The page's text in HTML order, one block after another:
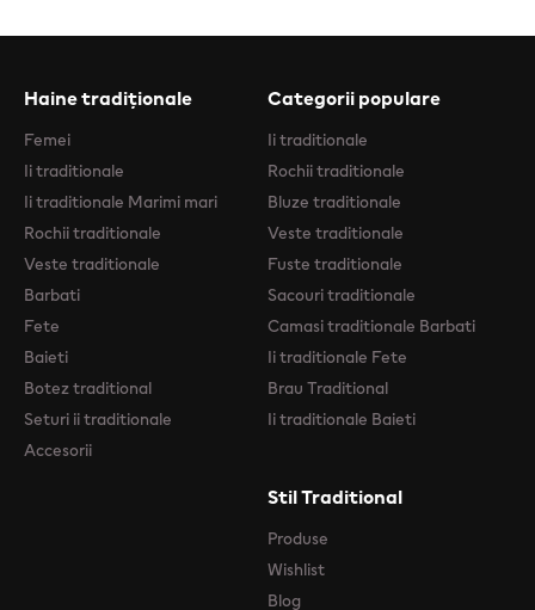
Haine tradiționale
Femei
Ii traditionale
Ii traditionale Marimi mari
Rochii traditionale
Veste traditionale
Barbati
Fete
Baieti
Botez traditional
Seturi ii traditionale
Accesorii
Categorii populare
Ii traditionale
Rochii traditionale
Bluze traditionale
Veste traditionale
Fuste traditionale
Sacouri traditionale
Camasi traditionale Barbati
Ii traditionale Fete
Brau Traditional
Ii traditionale Baieti
Stil Traditional
Produse
Wishlist
Blog